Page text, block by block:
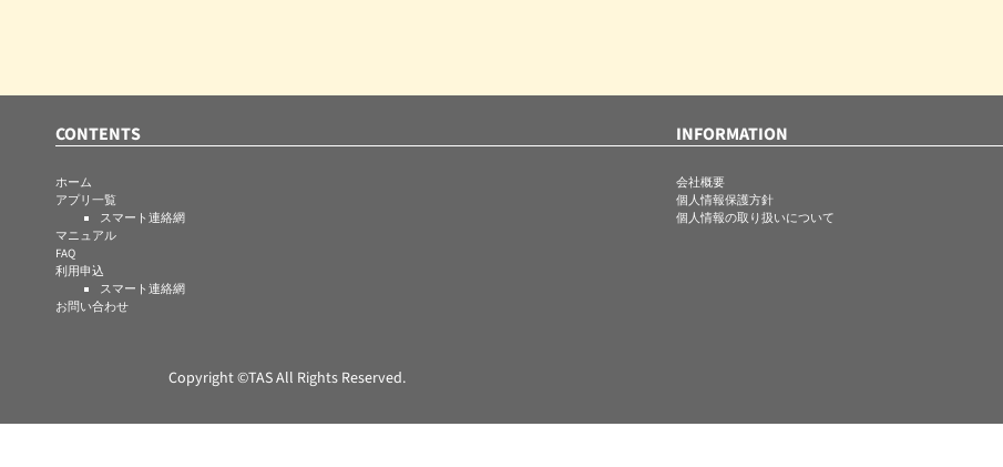
CONTENTS
ホーム
アプリ一覧
スマート連絡網
マニュアル
FAQ
利用申込
スマート連絡網
お問い合わせ
INFORMATION
会社概要
個人情報保護方針
個人情報の取り扱いについて
Copyright ©TAS All Rights Reserved.